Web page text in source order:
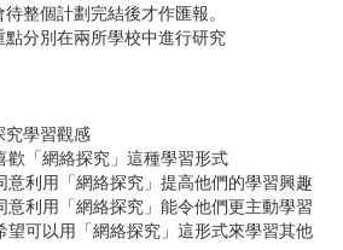
個計劃完結後才作匯報。
分別在兩所學校中進行研究
究學習觀感
歡「網絡探究」這種學習形式
意利用「網絡探究」提高他們的學習興趣
意利用「網絡探究」能令他們更主動學習
望可以用「網絡探究」這形式來學習其他